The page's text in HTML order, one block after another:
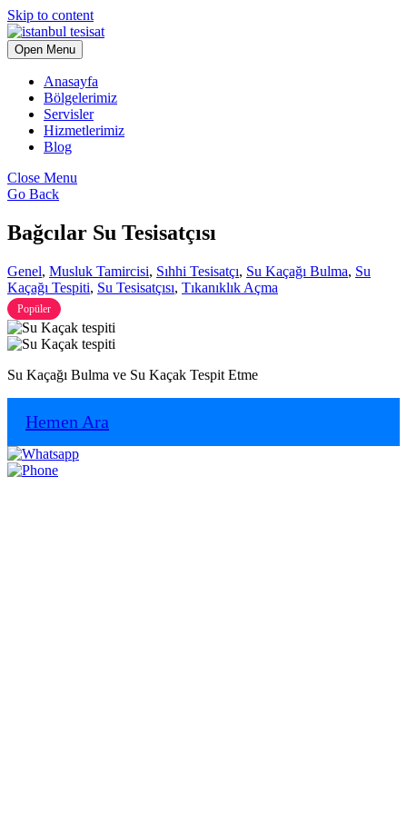
Skip to content
Open Menu
Anasayfa
Bölgelerimiz
Servisler
Hizmetlerimiz
Blog
Close Menu
Go Back
Bağcılar Su Tesisatçısı
Genel, Musluk Tamircisi, Sıhhi Tesisatçı, Su Kaçağı Bulma, Su
Kaçağı Tespiti, Su Tesisatçısı, Tıkanıklık Açma
Popüler
Su Kaçağı Bulma ve Su Kaçak Tespit Etme
Hemen Ara